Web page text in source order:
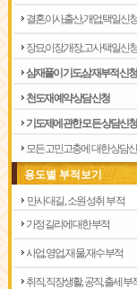
결혼,이사,출산,개업,택일신청
장묘,이장,개장,고사 택일신청
삼재풀이 기도,삼재부적 신청
천도재 예약 상담신청
기도제에 관한 모든 상담신청
모든 고민고충에 대한 상담
용도별 부적보기
만사대길, 소원성취 부적
가정 길리에 대한부적
사업, 영업, 재물, 재수 부적
취직, 직장생활, 공직, 출세 부